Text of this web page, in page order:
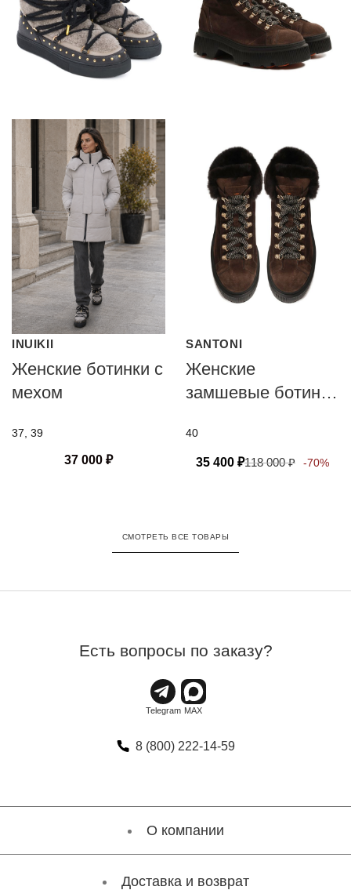
INUIKII
Женские ботинки с
мехом
37, 39
37 000 ₽
SANTONI
Женские
замшевые ботинки
40
35 400 ₽118 000₽ -70%
СМОТРЕТЬ ВСЕ ТОВАРЫ
Есть вопросы по заказу?
8 (800) 222-14-59
О компании
Доставка и возврат